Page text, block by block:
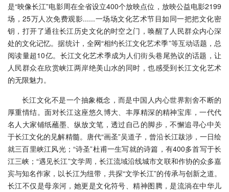
是“映像长江”电影周在全省设立400个放映点位，放映公益电影2199
场，25万人次免费观影......一场场文化艺术节目如同一把把文化密
钥，打开了通往长江历史文化的时空之门，唤醒了人民群众内心深
处的文化记忆。据统计，全网“相约长江文化艺术季”等互动话题，总
阅读量超10亿。长江文化艺术季成为人们街头巷尾热议的话题，让
人民群众在欣赏峡江两岸绝美山水的同时，也感受到长江文化艺术
的无限魅力。
长江文化不是一个抽象概念，而是中国人内心世界割舍不断的
厚重情结。面对长江这座悠久博大、丰厚精深的精神宝库，一代代
名人大家铺纸蘸墨、纵放文笔，透过自己的脚步，不懈追寻心中关
于长江文化的见解精髓。唐代“画圣”吴道子，曾沿长江跋涉，一日绘
就三百里峡江风光；“诗圣”杜甫一生写就的诗篇，有400多首写于长
江三峡；“遇见长江”文学周，长江流域沿线城市文联和作协的众多嘉
宾与知名作家，以长江为纽带，共探“文学长江”的传承与创新之道。
长江不仅是母亲河，她更是文化符号、精神图腾，是流淌在中华儿